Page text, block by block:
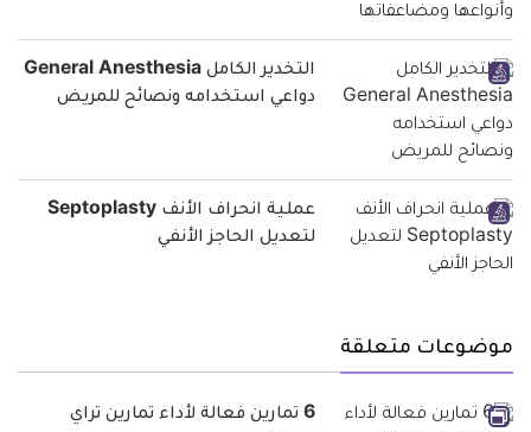
التخدير الكامل General Anesthesia
دواعي استخدامه ونصائح للمريض
عملية انحراف الأنف Septoplasty
لتعديل الحاجز الأنفي
موضوعات متعلقة
6 تمارين فعالة لأداء تمارين تراي